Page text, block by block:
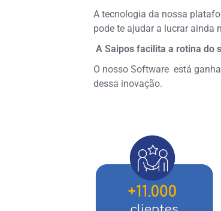
A tecnologia da nossa
pode te ajudar a lucrar ainda
A Saipos facilita a rotina do
O nosso Software está
dessa inovação.